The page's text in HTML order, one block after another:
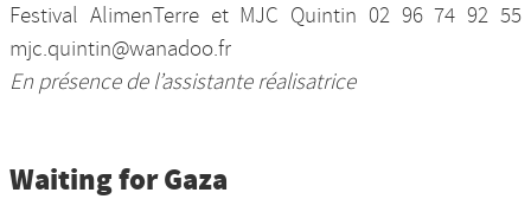
Festival AlimenTerre et MJC Quintin 02 96 74 92 55
mjc.quintin@wanadoo.fr
En présence de l’assistante réalisatrice
Waiting for Gaza